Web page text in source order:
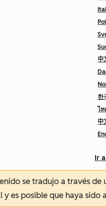
中
한
ไท
中
Ir
se tradujo a través
y es posible que haya sido